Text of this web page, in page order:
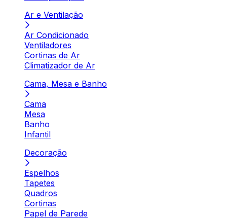
Ar e Ventilação
Ar Condicionado
Ventiladores
Cortinas de Ar
Climatizador de Ar
Cama, Mesa e Banho
Cama
Mesa
Banho
Infantil
Decoração
Espelhos
Tapetes
Quadros
Cortinas
Papel de Parede